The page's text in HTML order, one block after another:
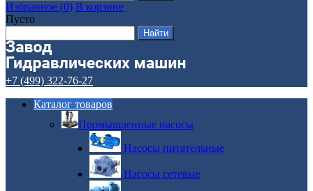
Избранное (0) В корзине
Пусто
+7 (499) 322-76-27
Каталог товаров
Промышленные насосы
Насосы питательные
Насосы сетевые